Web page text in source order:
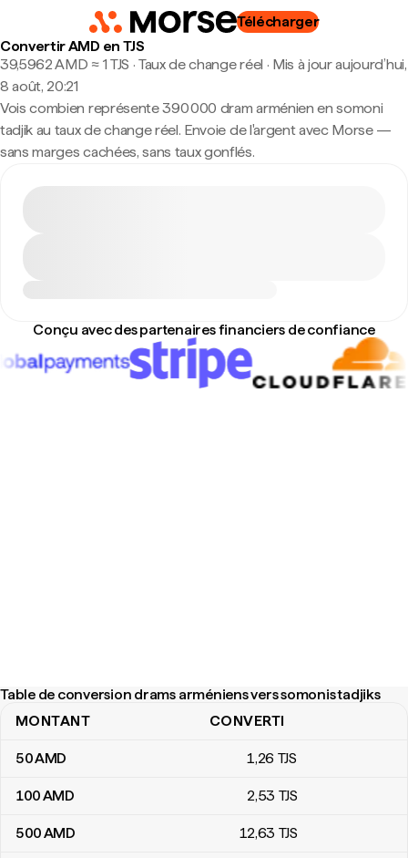
Télécharger
Convertir AMD en TJS
39,5962 AMD ≈ 1 TJS · Taux de change réel · Mis à jour aujourd’hui,
8 août, 20:21
Vois combien représente 390 000 dram arménien en somoni
tadjik au taux de change réel. Envoie de l'argent avec Morse —
sans marges cachées, sans taux gonflés.
Conçu avec des partenaires financiers de confiance
Table de conversion drams arméniens vers somonis tadjiks
Table de conversion drams arméniens vers somonis tadjiks
MONTANT CONVERTI
50AMD 1,26 TJS
100AMD 2,53 TJS
500AMD 12,63 TJS